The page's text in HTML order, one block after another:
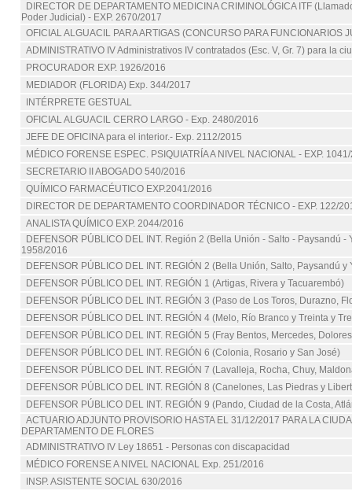
DIRECTOR DE DEPARTAMENTO MEDICINA CRIMINOLÓGICA ITF
Poder Judicial) - EXP. 2670/2017
OFICIAL ALGUACIL PARA ARTIGAS (CONCURSO PARA FUNCIONARIOS
ADMINISTRATIVO IV Administrativos IV contratados (Esc. V, Gr. 7) para la
PROCURADOR EXP. 1926/2016
MEDIADOR (FLORIDA) Exp. 344/2017
INTÉRPRETE GESTUAL
OFICIAL ALGUACIL CERRO LARGO - Exp. 2480/2016
JEFE DE OFICINA para el interior.- Exp. 2112/2015
MÉDICO FORENSE ESPEC. PSIQUIATRÍA A NIVEL NACIONAL - EXP.
SECRETARIO II ABOGADO 540/2016
QUÍMICO FARMACÉUTICO EXP.2041/2016
DIRECTOR DE DEPARTAMENTO COORDINADOR TÉCNICO - EXP. 122/
ANALISTA QUÍMICO EXP. 2044/2016
DEFENSOR PÚBLICO DEL INT. Región 2 (Bella Unión - Salto - Paysandú -
1958/2016
DEFENSOR PÚBLICO DEL INT. REGIÓN 2 (Bella Unión, Salto, Paysandú y
DEFENSOR PÚBLICO DEL INT. REGIÓN 1 (Artigas, Rivera y Tacuarembó)
DEFENSOR PÚBLICO DEL INT. REGIÓN 3 (Paso de Los Toros, Durazno,
DEFENSOR PÚBLICO DEL INT. REGIÓN 4 (Melo, Río Branco y Treinta y
DEFENSOR PÚBLICO DEL INT. REGIÓN 5 (Fray Bentos, Mercedes,
DEFENSOR PÚBLICO DEL INT. REGIÓN 6 (Colonia, Rosario y San José)
DEFENSOR PÚBLICO DEL INT. REGIÓN 7 (Lavalleja, Rocha, Chuy,
DEFENSOR PÚBLICO DEL INT. REGIÓN 8 (Canelones, Las Piedras y
DEFENSOR PÚBLICO DEL INT. REGIÓN 9 (Pando, Ciudad de la Costa,
ACTUARIO ADJUNTO PROVISORIO HASTA EL 31/12/2017 PARA LA
DEPARTAMENTO DE FLORES
ADMINISTRATIVO IV Ley 18651 - Personas con discapacidad
MÉDICO FORENSE A NIVEL NACIONAL Exp. 251/2016
INSP. ASISTENTE SOCIAL 630/2016